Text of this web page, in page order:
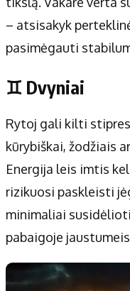
– atsisakyk
pasimėgauti
♊ Dvyniai
Rytoj gali kilti
kūrybiškai, žodžiais
Energija leis imtis
rizikuosi paskleisti
minimaliai
pabaigoje